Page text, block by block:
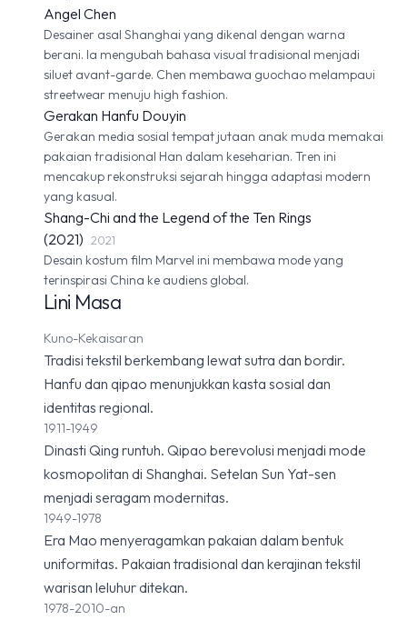
Angel Chen
Desainer asal Shanghai yang dikenal dengan warna
berani. Ia mengubah bahasa visual tradisional menjadi
siluet avant-garde. Chen membawa guochao melampaui
streetwear menuju high fashion.
Gerakan Hanfu Douyin
Gerakan media sosial tempat jutaan anak muda memakai
pakaian tradisional Han dalam keseharian. Tren ini
mencakup rekonstruksi sejarah hingga adaptasi modern
yang kasual.
Shang-Chi and the Legend of the Ten Rings
(2021) 2021
Desain kostum film Marvel ini membawa mode yang
terinspirasi China ke audiens global.
Lini Masa
Kuno-Kekaisaran
Tradisi tekstil berkembang lewat sutra dan bordir.
Hanfu dan qipao menunjukkan kasta sosial dan
identitas regional.
1911-1949
Dinasti Qing runtuh. Qipao berevolusi menjadi mode
kosmopolitan di Shanghai. Setelan Sun Yat-sen
menjadi seragam modernitas.
1949-1978
Era Mao menyeragamkan pakaian dalam bentuk
uniformitas. Pakaian tradisional dan kerajinan tekstil
warisan leluhur ditekan.
1978-2010-an